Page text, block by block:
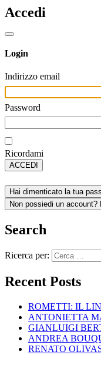
Accedi
Login
Indirizzo email
Password
Ricordami
ACCEDI
Hai dimenticato la tua
Non possiedi un account?
Search
Ricerca per:
Recent Posts
ROMETTI: IL
ANTONIETTA
GIANLUIGI
ANDREA
RENATO